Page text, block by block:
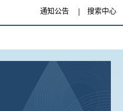
通知公告 | 搜索中心